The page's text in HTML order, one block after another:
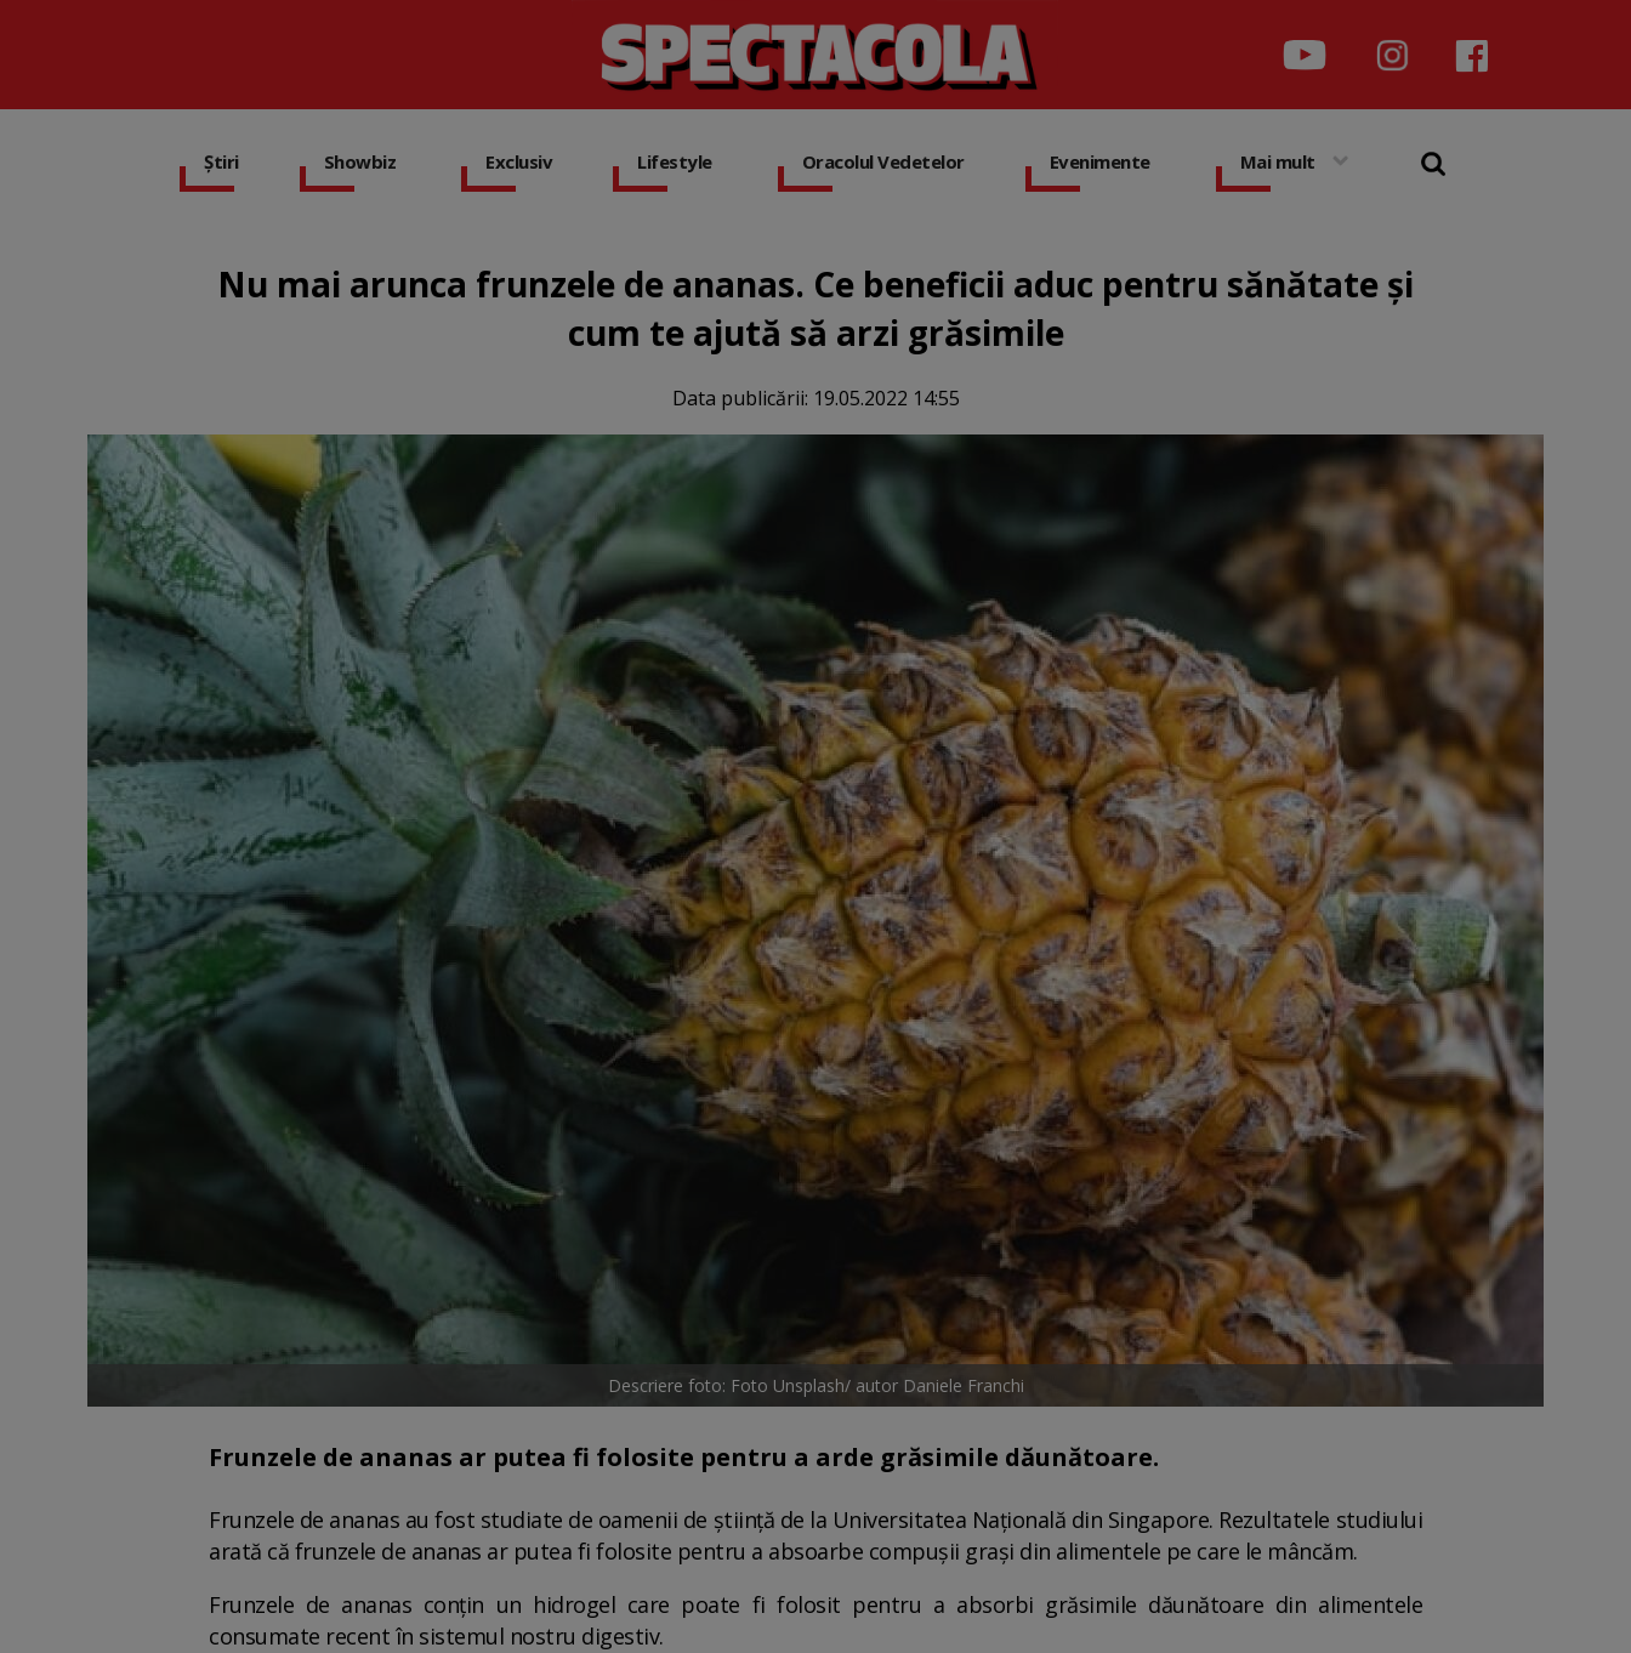
Știri Showbiz Exclusiv Lifestyle Oracolul Vedetelor Evenimente Mai mult
Nu mai arunca frunzele de ananas. Ce beneficii aduc pentru sănătate și
cum te ajută să arzi grăsimile
Data publicării: 19.05.2022 14:55
Descriere foto: Foto Unsplash/ autor Daniele Franchi
Frunzele de ananas ar putea fi folosite pentru a arde grăsimile dăunătoare.
Frunzele de ananas au fost studiate de oamenii de știință de la Universitatea Națională din Singapore. Rezultatele studiului
arată că frunzele de ananas ar putea fi folosite pentru a absoarbe compușii grași din alimentele pe care le mâncăm.
Frunzele de ananas conțin un hidrogel care poate fi folosit pentru a absorbi grăsimile dăunătoare din alimentele
consumate recent în sistemul nostru digestiv.